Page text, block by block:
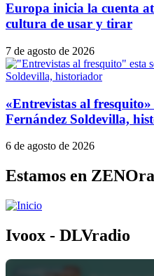
Europa inicia la cuenta
cultura de usar y tirar
7 de agosto de 2026
«Entrevistas al
Fernández Soldevilla,
6 de agosto de 2026
Estamos en
Ivoox - DLVradio